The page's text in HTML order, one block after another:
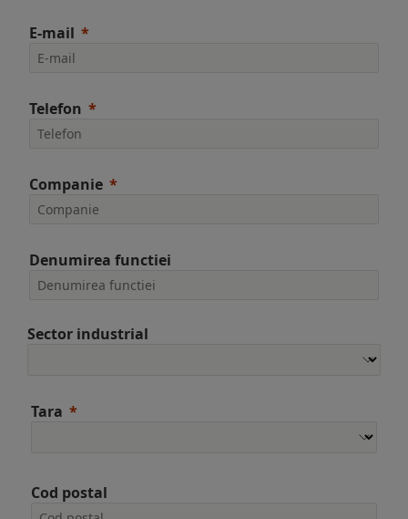
E-mail
Telefon
Companie
Denumirea functiei
Sector industrial
Tara
Cod postal